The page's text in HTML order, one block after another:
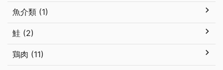
魚介類 (1)
鮭 (2)
鶏肉 (11)